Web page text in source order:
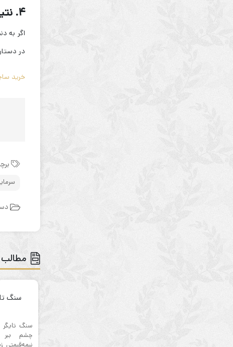
۴. نتیجه‌گیری: امروز بخرید، فردا برداشت کنید
اگر به
در
خرید
14
سنگ
چشم
نیمه‌قیمتی